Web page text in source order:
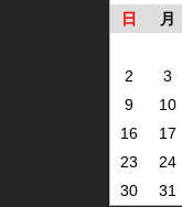
日
月
2
3
9
10
16
17
23
24
30
31